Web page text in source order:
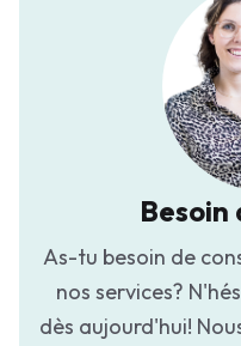
Besoin
As-tu besoin de
nos services?
dès aujourd'hui!